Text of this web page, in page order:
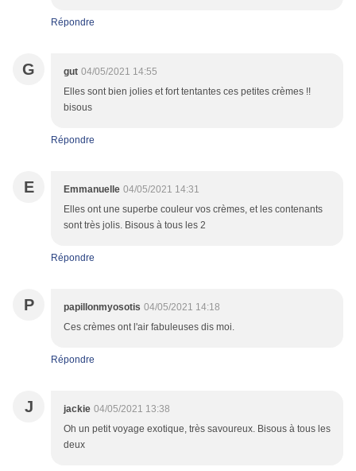
Répondre
G gut 04/05/2021 14:55
Elles sont bien jolies et fort tentantes ces petites crèmes !!
bisous
Répondre
E Emmanuelle 04/05/2021 14:31
Elles ont une superbe couleur vos crèmes, et les contenants
sont très jolis. Bisous à tous les 2
Répondre
P papillonmyosotis 04/05/2021 14:18
Ces crèmes ont l'air fabuleuses dis moi.
Répondre
J jackie 04/05/2021 13:38
Oh un petit voyage exotique, très savoureux. Bisous à tous les
deux